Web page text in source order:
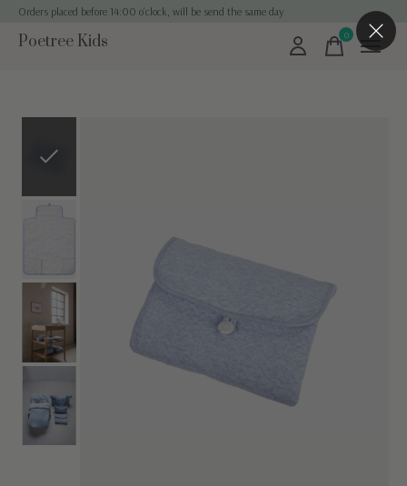
Orders placed before 14:00 o'clock, will be send the same day
Poetree Kids 0items